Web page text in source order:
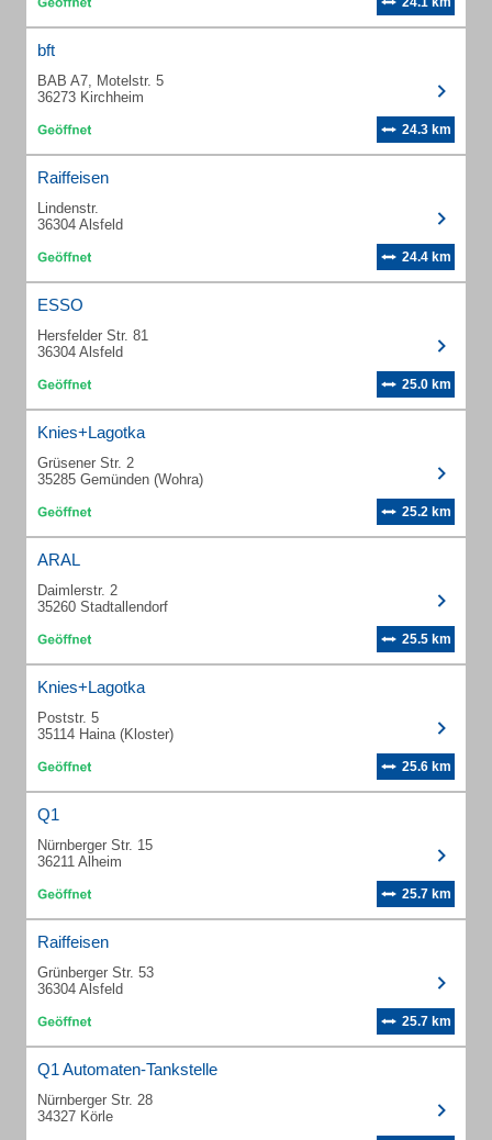
bft
BAB A7, Motelstr. 5
36273 Kirchheim
24.3 km
Raiffeisen
Lindenstr.
36304 Alsfeld
24.4 km
ESSO
Hersfelder Str. 81
36304 Alsfeld
25.0 km
Knies+Lagotka
Grüsener Str. 2
35285 Gemünden (Wohra)
25.2 km
ARAL
Daimlerstr. 2
35260 Stadtallendorf
25.5 km
Knies+Lagotka
Poststr. 5
35114 Haina (Kloster)
25.6 km
Q1
Nürnberger Str. 15
36211 Alheim
25.7 km
Raiffeisen
Grünberger Str. 53
36304 Alsfeld
25.7 km
Q1 Automaten-Tankstelle
Nürnberger Str. 28
34327 Körle